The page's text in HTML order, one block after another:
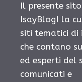
Il presente
IsayBlog! la
siti tematici di
che contano
ed esperti del
comunicati e